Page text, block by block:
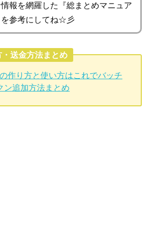
報を網羅した『総まとめマニュア
を参考にしてね☆彡
送金方法まとめ
作り方と使い方はこれでバッチ
ン追加方法まとめ